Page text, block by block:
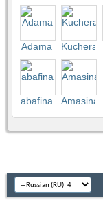
Аdama Kuchera
abafina Amasina